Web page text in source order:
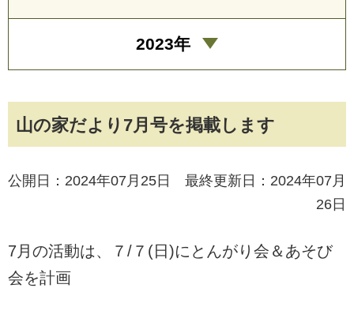
山の家だより7月号を掲載します
公開日：2024年07月25日 最終更新日：2024年07月
26日
7月の活動は、７/７(日)にとんがり会＆あそび
会を計画
2023年